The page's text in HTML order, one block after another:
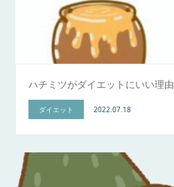
ハチミツがダイエットにいい理由
ダイエット 2022.07.18